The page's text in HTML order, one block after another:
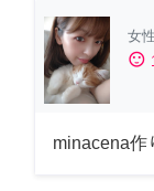
女性
sentiment_satisfied
minacena作